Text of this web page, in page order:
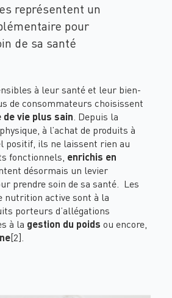
représentent un
pour
de sa santé
à leur santé et leur bien-
de consommateurs choisissent
de vie plus sain . Depuis la
à l’achat de produits à
positif, ils ne laissent rien au
fonctionnels enrichis en
désormais un levier
prendre soin de sa santé. Les
nutrition activesont à la
porteurs d’allégations
à la gestion du poids ou encore,
[2]